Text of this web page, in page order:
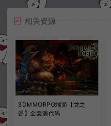
相关资源
3DMMORPG端游【龙之
谷】全套源代码